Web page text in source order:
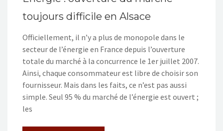
toujours difficile en Alsace
Officiellement, il n’y a plus de monopole dans le
secteur de l’énergie en France depuis l’ouverture
totale du marché à la concurrence le 1er juillet 2007.
Ainsi, chaque consommateur est libre de choisir son
fournisseur. Mais dans les faits, ce n’est pas aussi
simple. Seul 95 % du marché de l’énergie est ouvert ;
les